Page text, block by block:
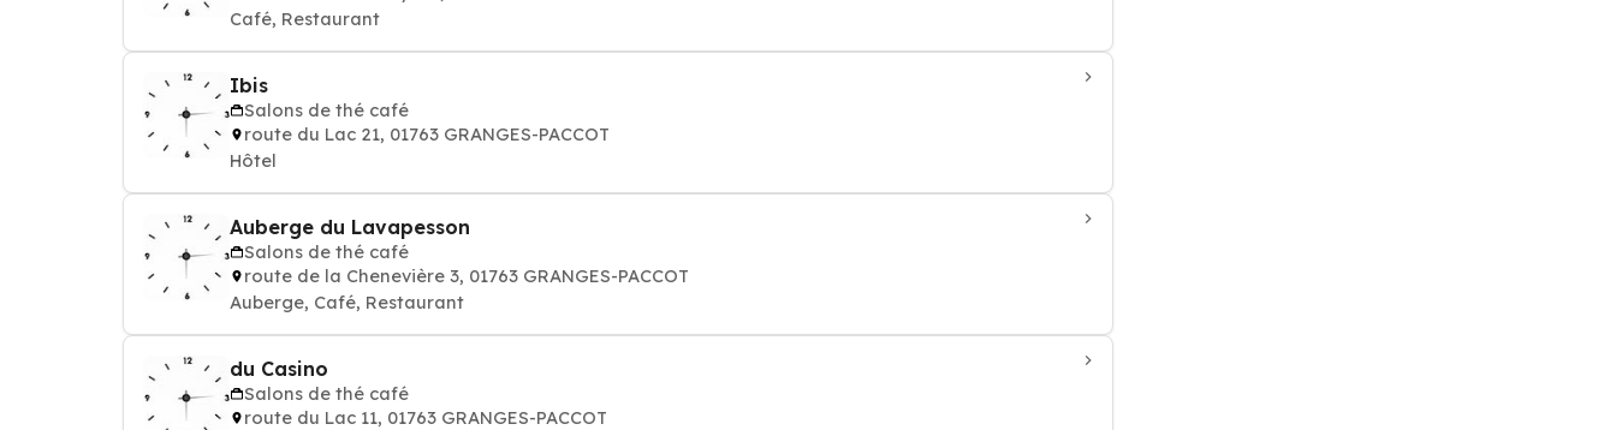
Café, Restaurant
Ibis
Salons de thé café
route du Lac 21, 01763 GRANGES-PACCOT
Hôtel
Auberge du Lavapesson
Salons de thé café
route de la Chenevière 3, 01763 GRANGES-PACCOT
Auberge, Café, Restaurant
du Casino
Salons de thé café
route du Lac 11, 01763 GRANGES-PACCOT